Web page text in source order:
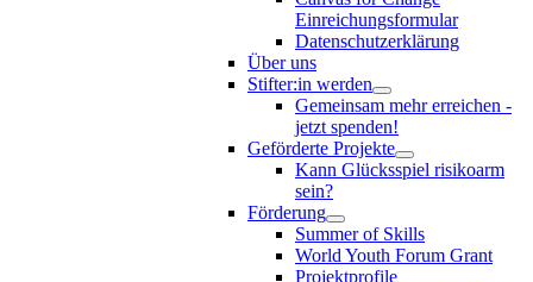
Einreichungsformular
Datenschutzerklärung
Über uns
Stifter:in werden
Gemeinsam mehr erreichen -
jetzt spenden!
Geförderte Projekte
Kann Glücksspiel risikoarm
sein?
Förderung
Summer of Skills
World Youth Forum Grant
Projektprofile